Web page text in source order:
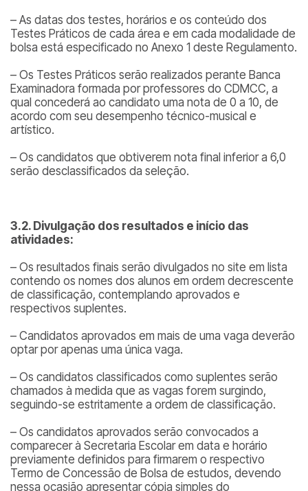
– As datas dos testes, horários e os conteúdo dos
Testes Práticos de cada área e em cada modalidade de
bolsa está especificado no Anexo 1 deste Regulamento.
– Os Testes Práticos serão realizados perante Banca
Examinadora formada por professores do CDMCC, a
qual concederá ao candidato uma nota de 0 a 10, de
acordo com seu desempenho técnico-musical e
artístico.
– Os candidatos que obtiverem nota final inferior a 6,0
serão desclassificados da seleção.
3.2. Divulgação dos resultados e início das
atividades:
– Os resultados finais serão divulgados no site em lista
contendo os nomes dos alunos em ordem decrescente
de classificação, contemplando aprovados e
respectivos suplentes.
– Candidatos aprovados em mais de uma vaga deverão
optar por apenas uma única vaga.
– Os candidatos classificados como suplentes serão
chamados à medida que as vagas forem surgindo,
seguindo-se estritamente a ordem de classificação.
– Os candidatos aprovados serão convocados a
comparecer à Secretaria Escolar em data e horário
previamente definidos para firmarem o respectivo
Termo de Concessão de Bolsa de estudos, devendo
nessa ocasião apresentar cópia simples do